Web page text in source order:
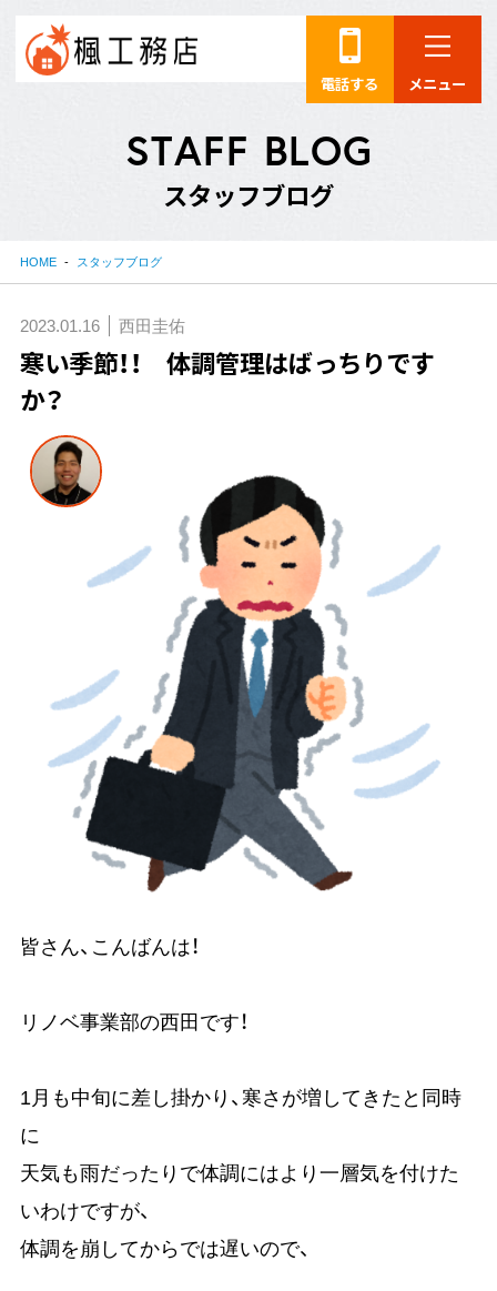
電話する メニュー
STAFF BLOG
スタッフブログ
HOME スタッフブログ
2023.01.16 西田圭佑
寒い季節！！ 体調管理はばっちりです
か？
皆さん、こんばんは！
リノベ事業部の西田です！
1月も中旬に差し掛かり、寒さが増してきたと同時
に
天気も雨だったりで体調にはより一層気を付けた
いわけですが、
体調を崩してからでは遅いので、